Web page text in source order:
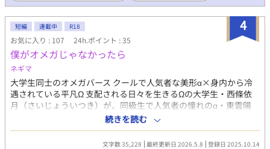
4
短編 連載中 R18
お気に入り : 107 24h.ポイント : 35
僕がオメガじゃなかったら
ネギマ
大学生同士のオメガバース クールで人気者な美形α×身内から冷
遇されている平凡Ω 支配される日々を生きるΩの大学生・西條依
月（さいじょういつき）が、同級生で人気者の憧れのα・東雲陽
（しののめはる）とひょんなことで関わりを持ち、愛される喜び
を知り恋に落ちていく話。 ※受けが攻め意外といたす表現があり
ます。 ※無理やり、暴力表現があります。
続きを読む
文字数 35,228 最終更新日 2026.5.8 登録日 2025.10.14